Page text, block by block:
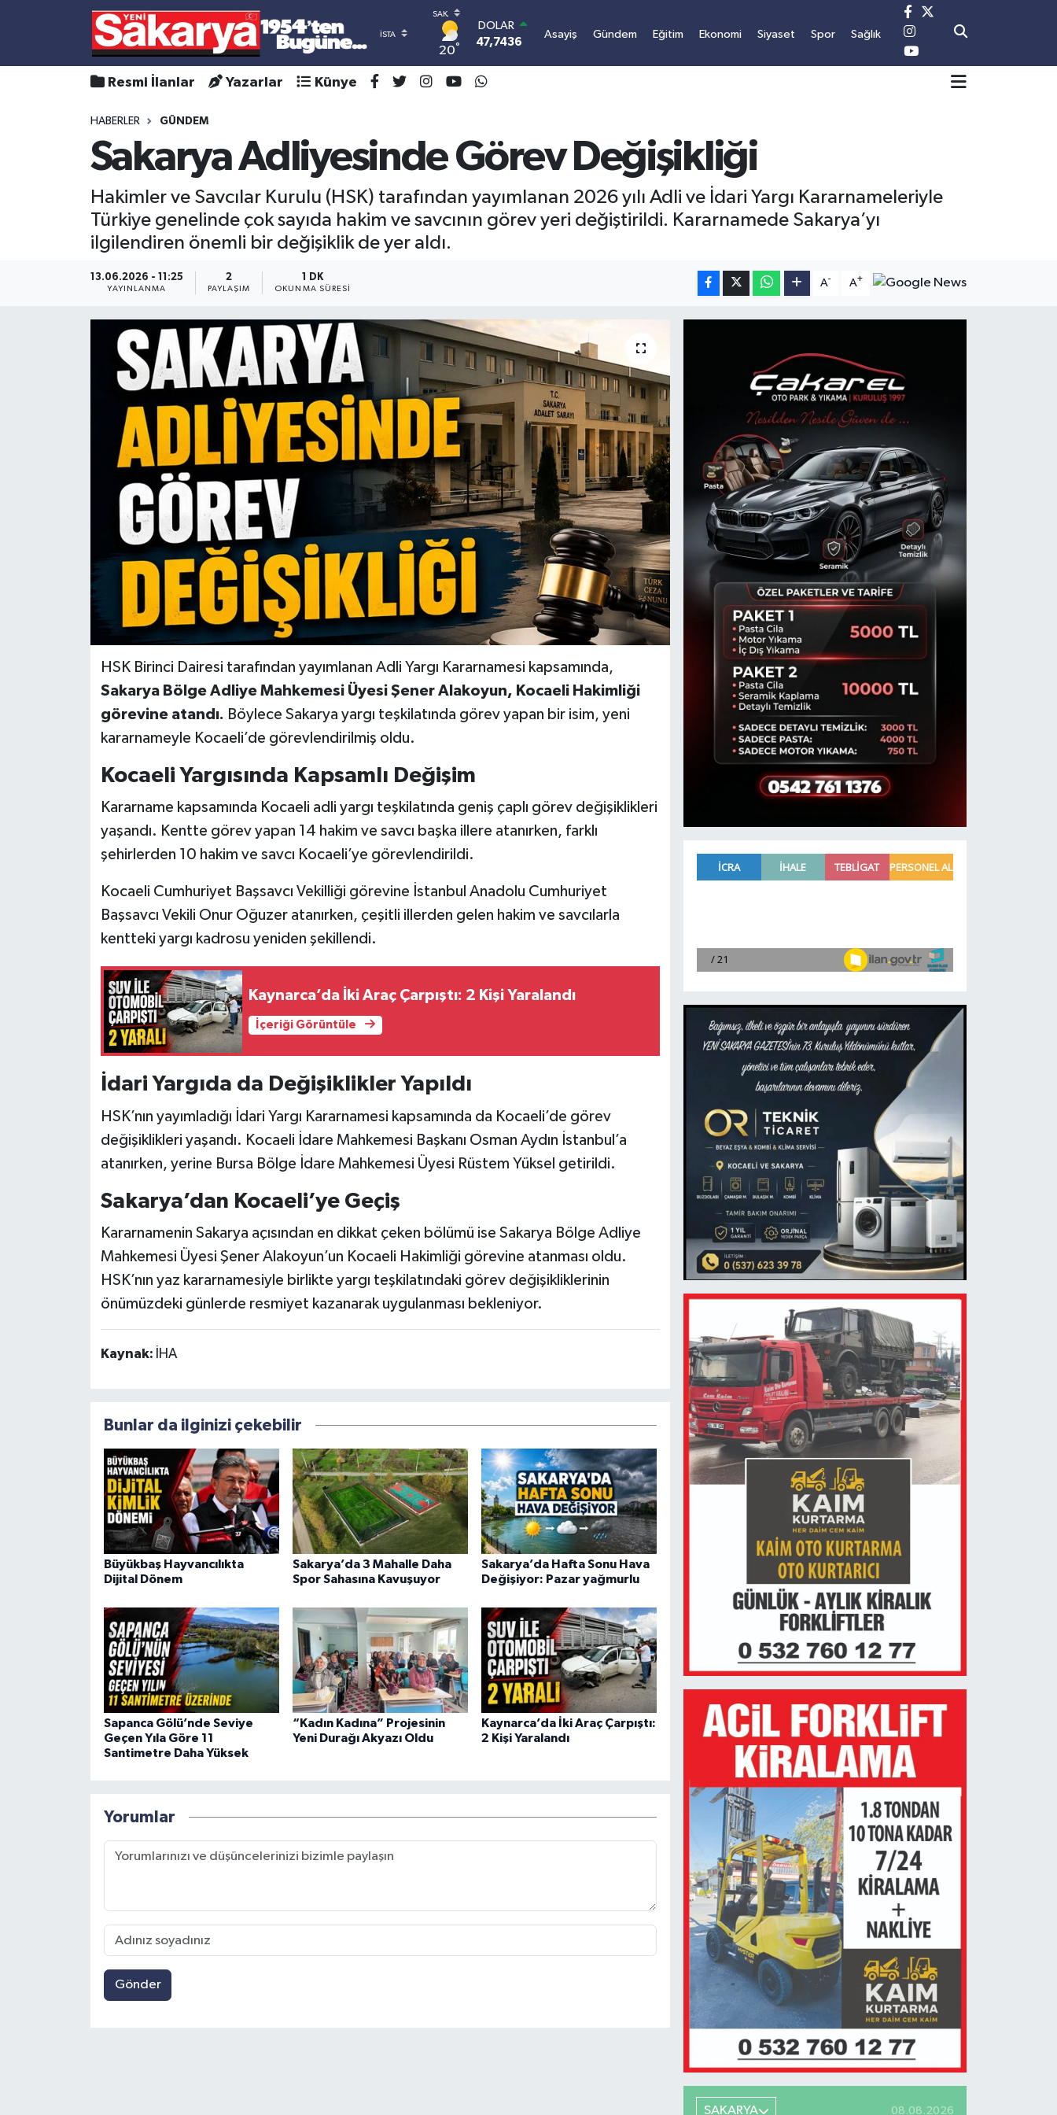
20°
DOLAR
47,7436
55,2510
6660.55
BİST100
13.779
-14
3.101.434,46
Asayiş Gündem Eğitim Ekonomi Siyaset Spor Sağlık
Resmi İlanlar Yazarlar Künye
HABERLER GÜNDEM
Sakarya Adliyesinde Görev Değişikliği
Hakimler ve Savcılar Kurulu (HSK) tarafından yayımlanan 2026 yılı Adli ve İdari Yargı Kararnameleriyle
Türkiye genelinde çok sayıda hakim ve savcının görev yeri değiştirildi. Kararnamede Sakarya’yı
ilgilendiren önemli bir değişiklik de yer aldı.
13.06.2026 - 11:25
YAYINLANMA
2
PAYLAŞIM
1 DK
OKUNMA SÜRESI
A- A+
HSK Birinci Dairesi tarafından yayımlanan Adli Yargı Kararnamesi kapsamında,
Sakarya Bölge Adliye Mahkemesi Üyesi Şener Alakoyun, Kocaeli Hakimliği
görevine atandı. Böylece Sakarya yargı teşkilatında görev yapan bir isim, yeni
kararnameyle Kocaeli’de görevlendirilmiş oldu.
Kocaeli Yargısında Kapsamlı Değişim
Kararname kapsamında Kocaeli adli yargı teşkilatında geniş çaplı görev değişiklikleri
yaşandı. Kentte görev yapan 14 hakim ve savcı başka illere atanırken, farklı
şehirlerden 10 hakim ve savcı Kocaeli’ye görevlendirildi.
Kocaeli Cumhuriyet Başsavcı Vekilliği görevine İstanbul Anadolu Cumhuriyet
Başsavcı Vekili Onur Oğuzer atanırken, çeşitli illerden gelen hakim ve savcılarla
kentteki yargı kadrosu yeniden şekillendi.
Kaynarca’da İki Araç Çarpıştı: 2 Kişi Yaralandı
İçeriği Görüntüle
İdari Yargıda da Değişiklikler Yapıldı
HSK’nın yayımladığı İdari Yargı Kararnamesi kapsamında da Kocaeli’de görev
değişiklikleri yaşandı. Kocaeli İdare Mahkemesi Başkanı Osman Aydın İstanbul’a
atanırken, yerine Bursa Bölge İdare Mahkemesi Üyesi Rüstem Yüksel getirildi.
Sakarya’dan Kocaeli’ye Geçiş
Kararnamenin Sakarya açısından en dikkat çeken bölümü ise Sakarya Bölge Adliye
Mahkemesi Üyesi Şener Alakoyun’un Kocaeli Hakimliği görevine atanması oldu.
HSK’nın yaz kararnamesiyle birlikte yargı teşkilatındaki görev değişikliklerinin
önümüzdeki günlerde resmiyet kazanarak uygulanması bekleniyor.
Kaynak: İHA
Bunlar da ilginizi çekebilir
Büyükbaş Hayvancılıkta
Dijital Dönem
Sakarya’da 3 Mahalle Daha
Spor Sahasına Kavuşuyor
Sakarya’da Hafta Sonu Hava
Değişiyor: Pazar yağmurlu
Sapanca Gölü’nde Seviye
Geçen Yıla Göre 11
Santimetre Daha Yüksek
“Kadın Kadına” Projesinin
Yeni Durağı Akyazı Oldu
Kaynarca’da İki Araç Çarpıştı:
2 Kişi Yaralandı
Yorumlar
Gönder
SAKARYA 08.08.2026